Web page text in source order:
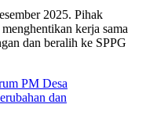
2025. Pihak
kerja sama
dan beralih ke SPPG
PM Desa
dan